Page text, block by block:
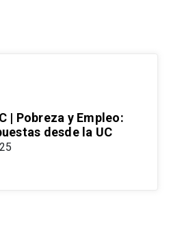
| Pobreza y Empleo:
desde la UC